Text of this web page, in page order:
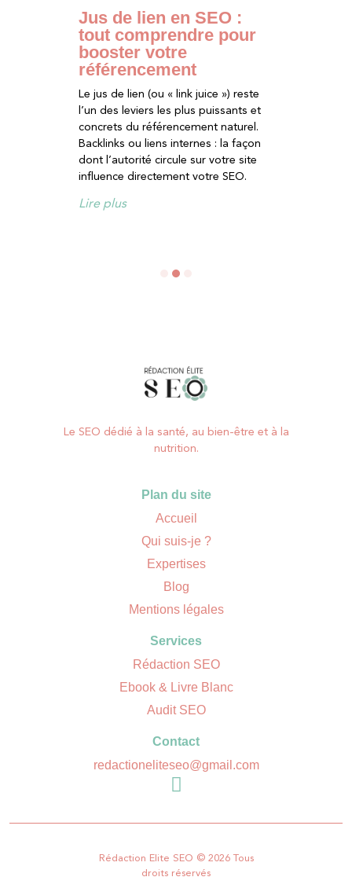
Jus de lien en SEO :
tout comprendre pour
booster votre
référencement
Le jus de lien (ou « link juice ») reste
l’un des leviers les plus puissants et
concrets du référencement naturel.
Backlinks ou liens internes : la façon
dont l’autorité circule sur votre site
influence directement votre SEO.
Lire plus
Le SEO dédié à la santé, au bien-être et à la
nutrition.
Plan du site
Accueil
Qui suis-je ?
Expertises
Blog
Mentions légales
Services
Rédaction SEO
Ebook & Livre Blanc
Audit SEO
Contact
redactioneliteseo@gmail.com
Rédaction Elite SEO © 2026 Tous
droits réservés